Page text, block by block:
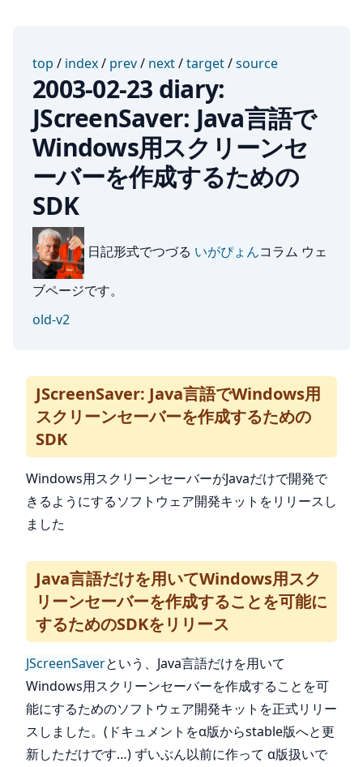
top / index/ prev/ next/target/source
2003-02-23 diary:
JScreenSaver: Java言語で
Windows用スクリーンセ
ーバーを作成するための
SDK
日記形式でつづる いがぴょんコラム ウェ
ブページです。
old-v2
JScreenSaver: Java言語でWindows用
スクリーンセーバーを作成するための
SDK
Windows用スクリーンセーバーがJavaだけで開発で
きるようにするソフトウェア開発キットをリリースし
ました
Java言語だけを用いてWindows用スク
リーンセーバーを作成することを可能に
するためのSDKをリリース
JScreenSaverという、Java言語だけを用いて
Windows用スクリーンセーバーを作成することを可
能にするためのソフトウェア開発キットを正式リリー
スしました。(ドキュメントをα版からstable版へと更
新しただけです…) ずいぶん以前に作って α版扱いで